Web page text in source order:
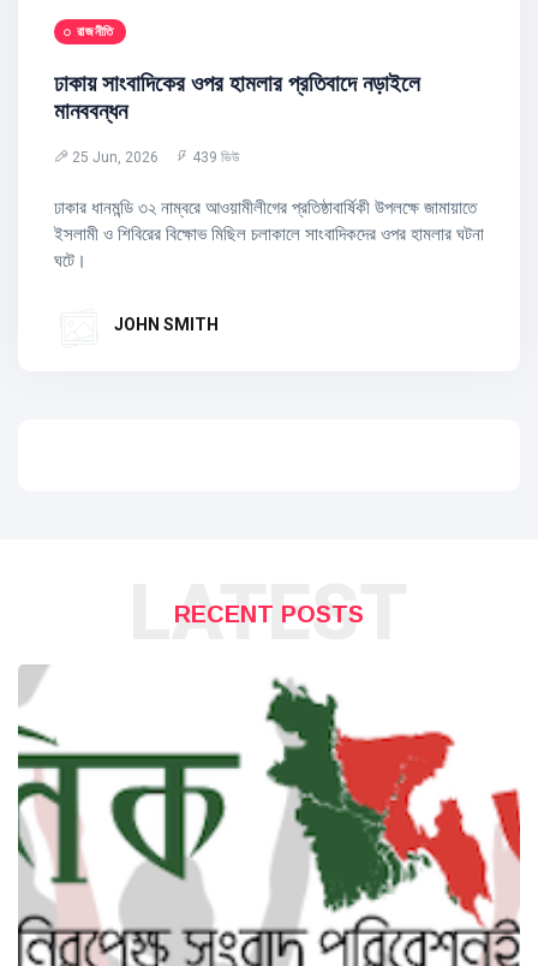
রাজনীতি
ঢাকায় সাংবাদিকের ওপর হামলার প্রতিবাদে নড়াইলে
মানববন্ধন
25 Jun, 2026 439 ভিউ
ঢাকার ধানমন্ডি ৩২ নাম্বরে আওয়ামীলীগের প্রতিষ্ঠাবার্ষিকী উপলক্ষে জামায়াতে
ইসলামী ও শিবিরের বিক্ষোভ মিছিল চলাকালে সাংবাদিকদের ওপর হামলার ঘটনা
ঘটে।
JOHN SMITH
RECENT POSTS
LATEST